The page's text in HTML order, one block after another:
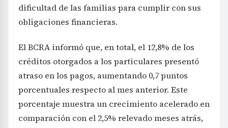
dificultad de las familias para cumplir con sus
obligaciones financieras.
El BCRA informó que, en total, el 12,8% de los
créditos otorgados a los particulares presentó
atraso en los pagos, aumentando 0,7 puntos
porcentuales respecto al mes anterior. Este
porcentaje muestra un crecimiento acelerado en
comparación con el 2,5% relevado meses atrás,